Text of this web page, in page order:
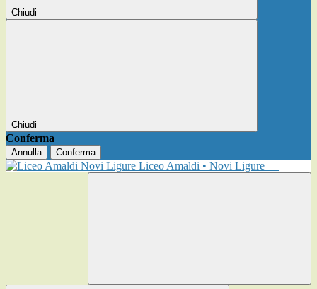
Chiudi
Chiudi
Conferma
Annulla Conferma
Liceo Amaldi • Novi Ligure